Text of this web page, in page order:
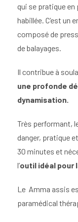
qui se pratique
habillée. C’est un
composé de
de balayages.
Il contribue à
une profonde
dynamisation.
Très performant,
danger, pratique
30 minutes et
l’outil idéal pour
Le Amma assis
paramédical